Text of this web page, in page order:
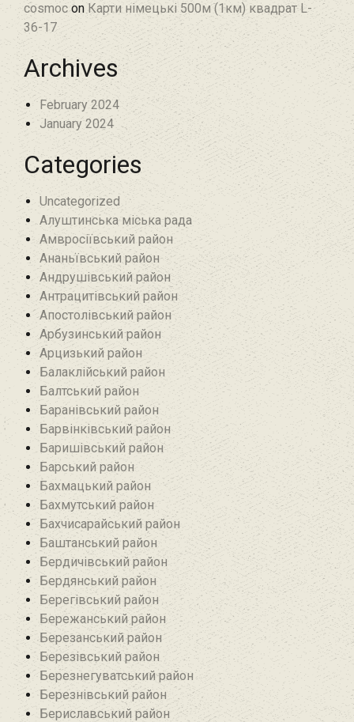
cosmoc on Карти німецькі 500м (1км) квадрат L-
36-17
Archives
February 2024
January 2024
Categories
Uncategorized
Алуштинська міська рада
Амвросіївський район
Ананьївський район‎
Андрушівський район‎
Антрацитівський район‎
Апостолівський район
Арбузинський район‎
Арцизький район‎
Балаклійський район
Балтський район‎
Баранівський район‎
Барвінківський район
Баришівський район
Барський район
Бахмацький район
Бахмутський район
Бахчисарайський район
Баштанський район
Бердичівський район
Бердянський район
Берегівський район
Бережанський район‎
Березанський район‎
Березівський район
Березнегуватський район‎
Березнівський район‎
Бериславський район